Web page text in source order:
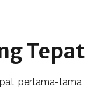
Tepat
pertama-tama